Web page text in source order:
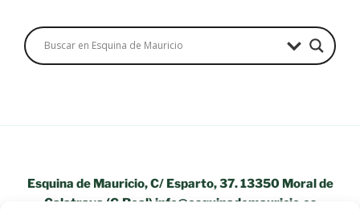
Esquina de Mauricio, C/ Esparto, 37. 13350 Moral de
Calatrava (C.Real) info@esquinademauricio.es